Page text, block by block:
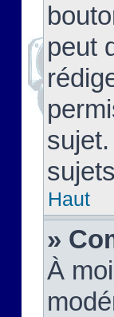
peut
Haut
»
À